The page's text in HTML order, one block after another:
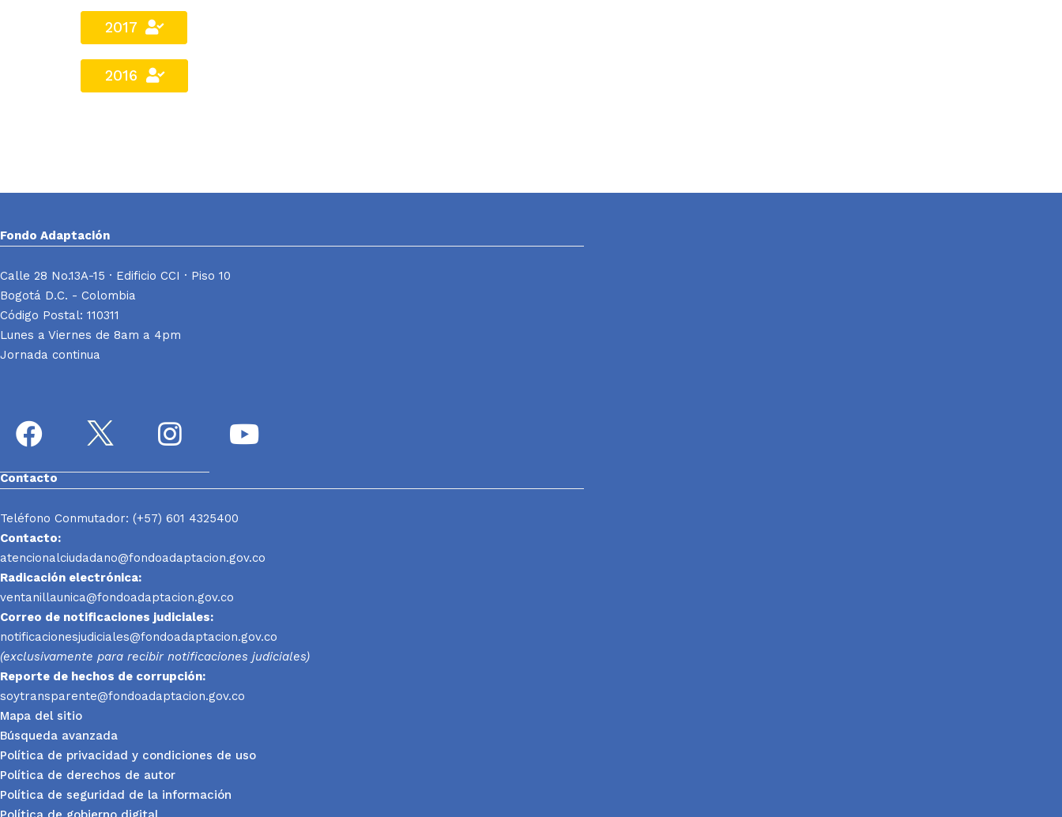
2017
2016
Fondo Adaptación
Calle 28 No.13A-15 · Edificio CCI · Piso 10
Bogotá D.C. - Colombia
Código Postal: 110311
Lunes a Viernes de 8am a 4pm
Jornada continua
Contacto
Teléfono Conmutador: (+57) 601 4325400
Contacto:
atencionalciudadano@fondoadaptacion.gov.co
Radicación electrónica:
ventanillaunica@fondoadaptacion.gov.co
Correo de notificaciones judiciales:
notificacionesjudiciales@fondoadaptacion.gov.co
(exclusivamente para recibir notificaciones judiciales)
Reporte de hechos de corrupción:
soytransparente@fondoadaptacion.gov.co
Mapa del sitio
Búsqueda avanzada
Política de privacidad y condiciones de uso
Política de derechos de autor
Política de seguridad de la información